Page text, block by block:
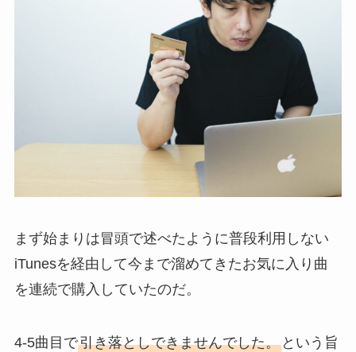
まず始まりは冒頭で述べたように普段利用しない
iTunesを経由して今まで溜めてきたお気に入り曲
を連続で購入していたのだ。
4-5曲目で引き落としできませんでした。という旨